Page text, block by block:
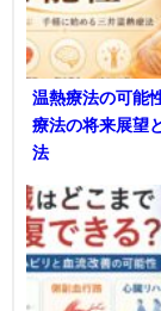
温熱療法の可能
療法の将来展望
法